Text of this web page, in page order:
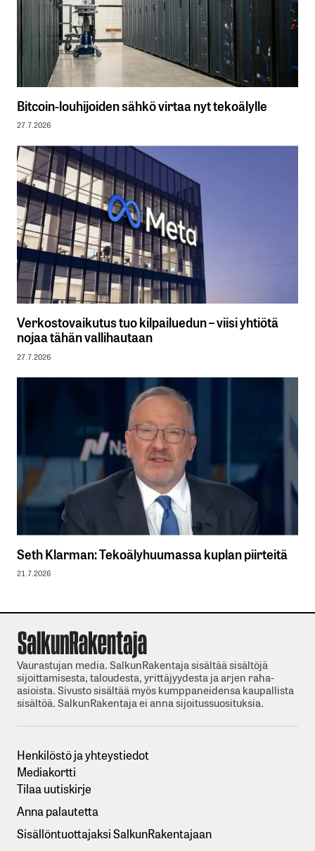
Bitcoin-louhijoiden sähkö virtaa nyt tekoälylle
27.7.2026
Verkostovaikutus tuo kilpailuedun – viisi yhtiötä
nojaa tähän vallihautaan
27.7.2026
Seth Klarman: Tekoälyhuumassa kuplan piirteitä
21.7.2026
Vaurastujan media. SalkunRakentaja sisältää sisältöjä
sijoittamisesta, taloudesta, yrittäjyydesta ja arjen raha-
asioista. Sivusto sisältää myös kumppaneidensa kaupallista
sisältöä. SalkunRakentaja ei anna sijoitussuosituksia.
Henkilöstö ja yhteystiedot
Mediakortti
Tilaa uutiskirje
Anna palautetta
Sisällöntuottajaksi SalkunRakentajaan